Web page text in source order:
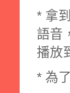
* 拿
語音
播放
* 為